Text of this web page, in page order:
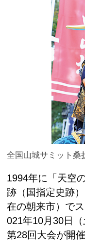
全国山城サミット桑
1994年に「天空
跡（国指定史跡
在の朝来市）で
021年10月30日
第28回大会が開催